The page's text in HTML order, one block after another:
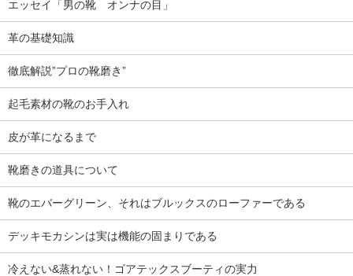
エッセイ「男の靴 オンナの目」
革の基礎知識
徹底解説”プロの靴磨き”
起毛素材の靴のお手入れ
皮が革になるまで
靴磨きの道具について
靴のエバーグリーン、それはブルックスのローファーである
デッキモカシンは実は機能の固まりである
冷えない&蒸れない！ゴアテックスブーティの実力